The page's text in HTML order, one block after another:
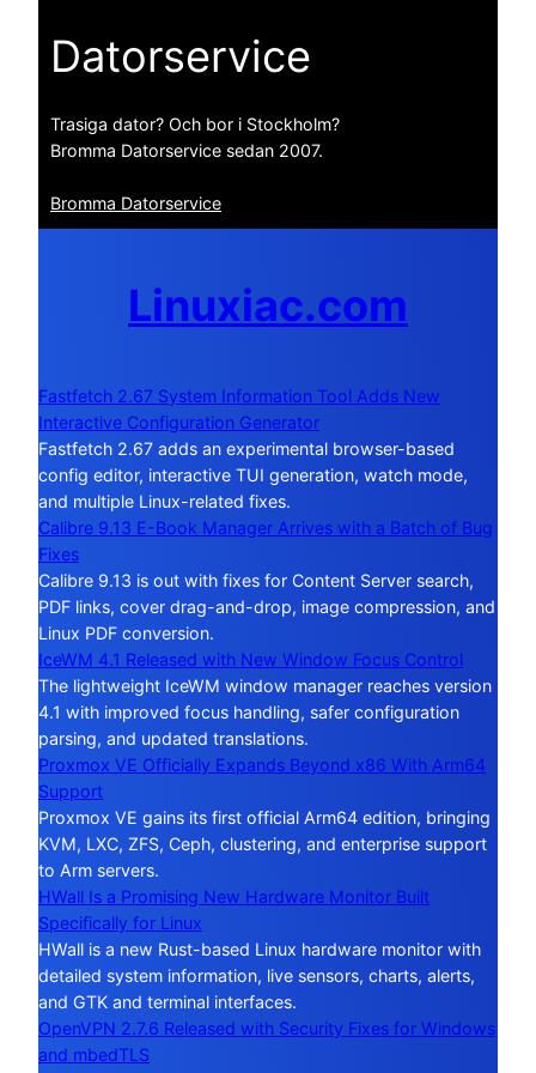
Datorservice
Trasiga dator? Och bor i Stockholm?
Bromma Datorservice sedan 2007.
Bromma Datorservice
Linuxiac.com
Fastfetch 2.67 System Information Tool Adds New
Interactive Configuration Generator
Fastfetch 2.67 adds an experimental browser-based
config editor, interactive TUI generation, watch mode,
and multiple Linux-related fixes.
Calibre 9.13 E-Book Manager Arrives with a Batch of Bug
Fixes
Calibre 9.13 is out with fixes for Content Server search,
PDF links, cover drag-and-drop, image compression, and
Linux PDF conversion.
IceWM 4.1 Released with New Window Focus Control
The lightweight IceWM window manager reaches version
4.1 with improved focus handling, safer configuration
parsing, and updated translations.
Proxmox VE Officially Expands Beyond x86 With Arm64
Support
Proxmox VE gains its first official Arm64 edition, bringing
KVM, LXC, ZFS, Ceph, clustering, and enterprise support
to Arm servers.
HWall Is a Promising New Hardware Monitor Built
Specifically for Linux
HWall is a new Rust-based Linux hardware monitor with
detailed system information, live sensors, charts, alerts,
and GTK and terminal interfaces.
OpenVPN 2.7.6 Released with Security Fixes for Windows
and mbedTLS